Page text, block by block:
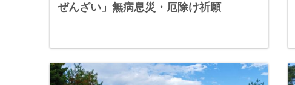
ぜんざい」無病息災・厄除け祈願